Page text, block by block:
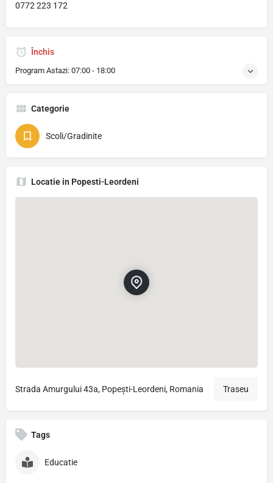
0772 223 172
Închis
Program Astazi: 07:00 - 18:00
Categorie
Scoli/Gradinite
Locatie in Popesti-Leordeni
Strada Amurgului 43a, Popești-Leordeni, Romania Traseu
Tags
Educatie